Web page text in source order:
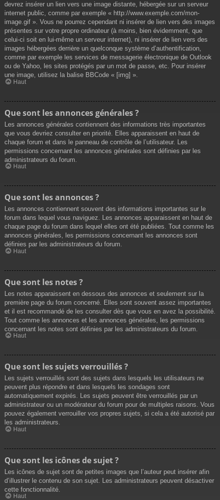
devrez insérer un lien vers une image distante, hébergée sur un serveur
internet public, comme par exemple « http://www.exemple.com/mon-
image.gif ». Vous ne pourrez cependant ni insérer de lien vers des images
présentes sur votre propre ordinateur (à moins, bien évidemment, que
celui-ci soit en lui-même un serveur internet), ni insérer de lien vers des
images hébergées derrière un quelconque système d’authentification,
comme par exemple les services de messagerie électronique de Outlook
ou de Yahoo, les sites protégés par un mot de passe, etc. Pour insérer
une image, utilisez la balise BBCode « [img] ».
Haut
Que sont les annonces générales ?
Les annonces générales contiennent des informations très importantes
que vous devriez consulter en priorité. Elles apparaissent en haut de
chaque forum et dans le panneau de contrôle de l’utilisateur. Les
permissions concernant les annonces générales sont définies par les
administrateurs du forum.
Haut
Que sont les annonces ?
Les annonces contiennent souvent des informations importantes sur le
forum dans lequel vous naviguez. Les annonces apparaissent en haut de
chaque page du forum dans lequel elles ont été publiées. Tout comme les
annonces générales, les permissions concernant les annonces sont
définies par les administrateurs du forum.
Haut
Que sont les notes ?
Les notes apparaissent en dessous des annonces et seulement sur la
première page du forum concerné. Elles sont souvent assez importantes
et il est recommandé de les consulter dès que vous en avez la possibilité.
Tout comme les annonces et les annonces générales, les permissions
concernant les notes sont définies par les administrateurs du forum.
Haut
Que sont les sujets verrouillés ?
Les sujets verrouillés sont des sujets dans lesquels les utilisateurs ne
peuvent plus répondre et dans lesquels les sondages sont
automatiquement expirés. Les sujets peuvent être verrouillés par un
administrateur ou un modérateur du forum pour de multiples raisons. Vous
pouvez également verrouiller vos propres sujets, si cela a été autorisé par
les administrateurs.
Haut
Que sont les icônes de sujet ?
Les icônes de sujet sont de petites images que l’auteur peut insérer afin
d’illustrer le contenu de son sujet. Les administrateurs peuvent désactiver
cette fonctionnalité.
Haut